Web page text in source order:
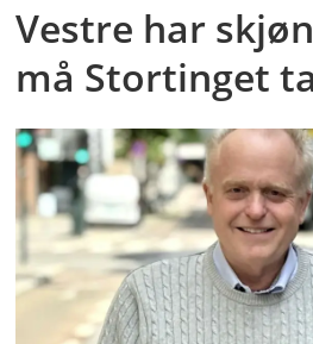
Vestre har
må Stortinget